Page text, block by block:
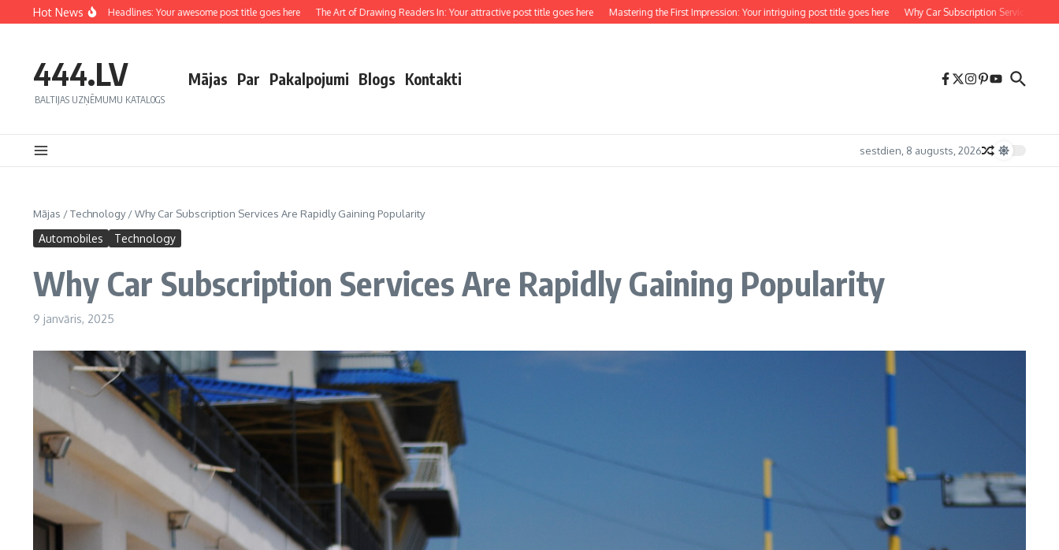
Hot News
Headlines: Your awesome post title goes here The Art of Drawing Readers In: Your attractive post title goes here Mastering the First Impression: Your intriguing post title goes here Why Car Subscription Services Are Rapidly
444.LV
BALTIJAS UZŅĒMUMU KATALOGS
Mājas Par Pakalpojumi Blogs Kontakti
sestdien, 8 augusts, 2026
Mājas /Technology/Why Car Subscription Services Are Rapidly Gaining Popularity
Automobiles Technology
Why Car Subscription Services Are Rapidly Gaining Popularity
9 janvāris, 2025